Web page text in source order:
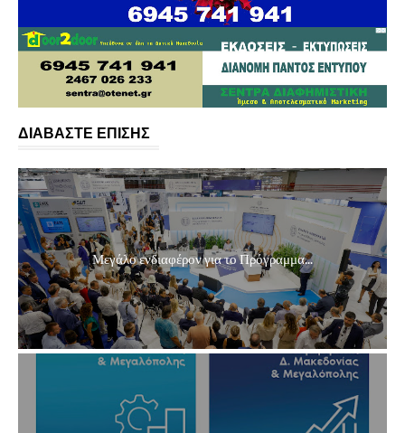
ΔΙΑΒΑΣΤΕ ΕΠΙΣΗΣ
Μεγάλο ενδιαφέρον για το Πρόγραμμα...